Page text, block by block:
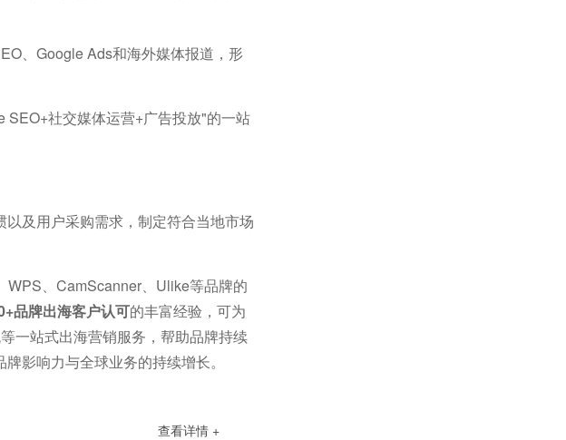
、Google Ads和海外媒体报道，形
SEO+社交媒体运营+广告投放"的一站
及用户采购需求，制定符合当地市场
、CamScanner、Ulike等品牌的
品牌出海客户认可的丰富经验，可为
一站式出海营销服务，帮助品牌持续
影响力与全球业务的持续增长。
查看详情 +